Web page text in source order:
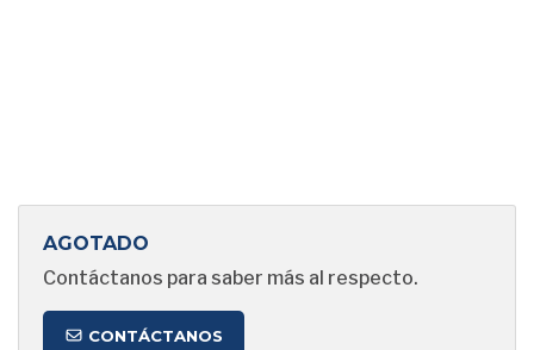
AGOTADO
Contáctanos para saber más al respecto.
CONTÁCTANOS